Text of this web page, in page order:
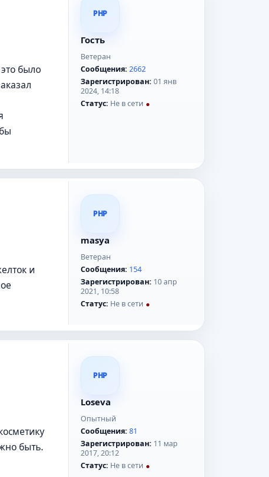
PHP
Гость
Ветеран
Сообщения: 2662
Зарегистрирован: 01 янв
2024, 14:18
Статус: Не в сети
было
PHP
masya
Ветеран
Сообщения: 154
Зарегистрирован: 10 апр
2021, 10:58
Статус: Не в сети
и
PHP
Loseva
Опытный
Сообщения: 81
Зарегистрирован: 11 мар
2017, 20:12
Статус: Не в сети
быть.